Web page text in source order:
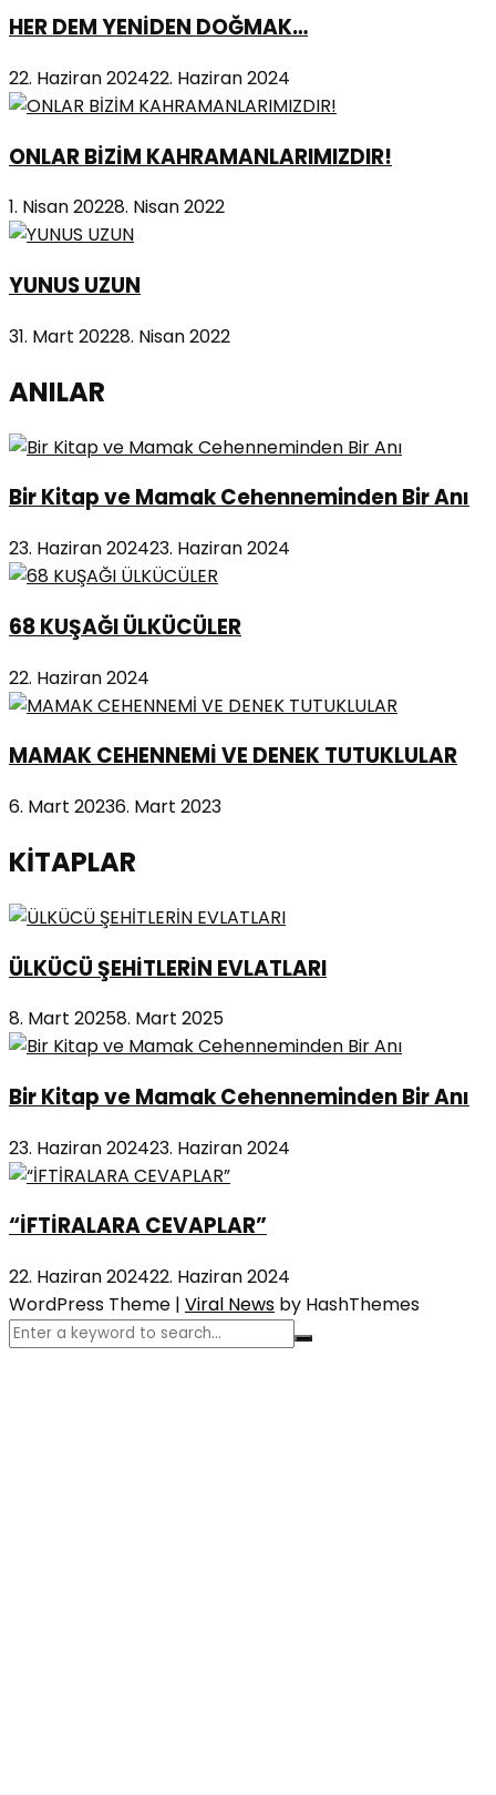
HER DEM YENİDEN DOĞMAK…
22. Haziran 202422. Haziran 2024
ONLAR BİZİM KAHRAMANLARIMIZDIR!
1. Nisan 20228. Nisan 2022
YUNUS UZUN
31. Mart 20228. Nisan 2022
ANILAR
Bir Kitap ve Mamak Cehenneminden Bir Anı
23. Haziran 202423. Haziran 2024
68 KUŞAĞI ÜLKÜCÜLER
22. Haziran 2024
MAMAK CEHENNEMİ VE DENEK TUTUKLULAR
6. Mart 20236. Mart 2023
KİTAPLAR
ÜLKÜCÜ ŞEHİTLERİN EVLATLARI
8. Mart 20258. Mart 2025
Bir Kitap ve Mamak Cehenneminden Bir Anı
23. Haziran 202423. Haziran 2024
“İFTİRALARA CEVAPLAR”
22. Haziran 202422. Haziran 2024
WordPress Theme | Viral News by HashThemes